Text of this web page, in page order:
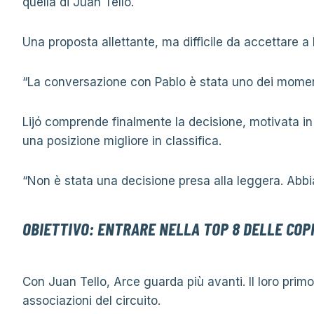
Una proposta allettante, ma difficile da accettare a
“La conversazione con Pablo è stata uno dei
Lijó comprende finalmente la decisione, motivata
una posizione migliore in classifica.
“Non è stata una decisione presa alla leggera.
OBIETTIVO: ENTRARE NELLA TOP 8 DELLE
Con Juan Tello, Arce guarda più avanti. Il loro
associazioni del circuito.